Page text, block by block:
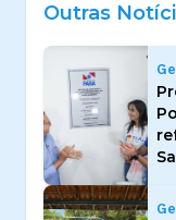
Outras